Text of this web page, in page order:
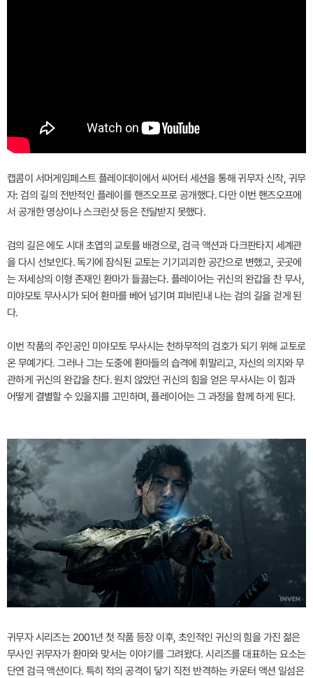
캡콤이 서머게임페스트 플레이데이에서 씨어터 세션을 통해 귀무자 신작, 귀무
자: 검의 길의 전반적인 플레이를 핸즈오프로 공개했다. 다만 이번 핸즈오프에
서 공개한 영상이나 스크린샷 등은 전달받지 못했다.
검의 길은 에도 시대 초엽의 교토를 배경으로, 검극 액션과 다크판타지 세계관
을 다시 선보인다. 독기에 잠식된 교토는 기기괴괴한 공간으로 변했고, 곳곳에
는 저세상의 이형 존재인 환마가 들끓는다. 플레이어는 귀신의 완갑을 찬 무사,
미야모토 무사시가 되어 환마를 베어 넘기며 피비린내 나는 검의 길을 걷게 된
다.
이번 작품의 주인공인 미야모토 무사시는 천하무적의 검호가 되기 위해 교토로
온 무예가다. 그러나 그는 도중에 환마들의 습격에 휘말리고, 자신의 의지와 무
관하게 귀신의 완갑을 찬다. 원치 않았던 귀신의 힘을 얻은 무사시는 이 힘과
어떻게 결별할 수 있을지를 고민하며, 플레이어는 그 과정을 함께 하게 된다.
귀무자 시리즈는 2001년 첫 작품 등장 이후, 초인적인 귀신의 힘을 가진 젊은
무사인 귀무자가 환마와 맞서는 이야기를 그려왔다. 시리즈를 대표하는 요소는
단연 검극 액션이다. 특히 적의 공격이 닿기 직전 반격하는 카운터 액션 일섬은